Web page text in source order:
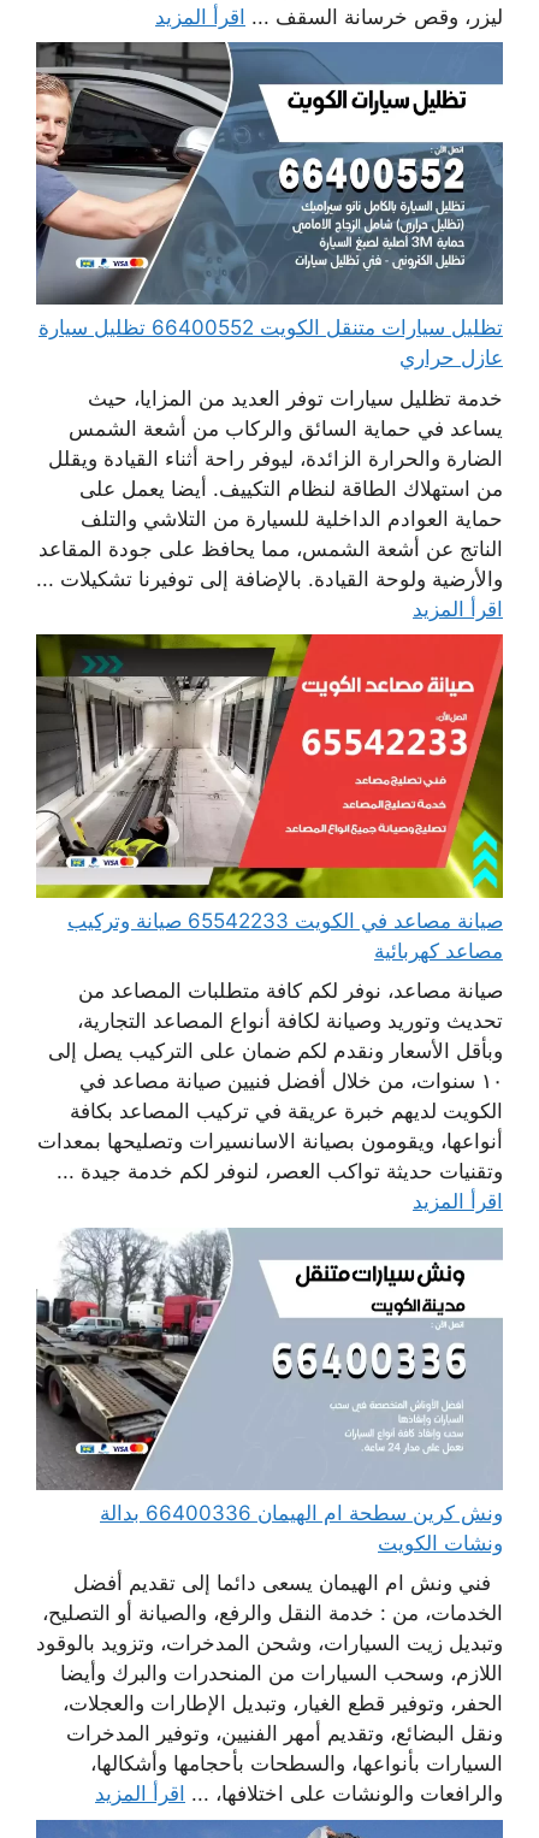
ليزر، وقص خرسانة السقف ... اقرأ المزيد
تظليل سيارات متنقل الكويت 66400552 تظليل سيارة
عازل حراري
خدمة تظليل سيارات توفر العديد من المزايا، حيث
يساعد في حماية السائق والركاب من أشعة الشمس
الضارة والحرارة الزائدة، ليوفر راحة أثناء القيادة ويقلل
من استهلاك الطاقة لنظام التكييف. أيضا يعمل على
حماية العوادم الداخلية للسيارة من التلاشي والتلف
الناتج عن أشعة الشمس، مما يحافظ على جودة المقاعد
والأرضية ولوحة القيادة. بالإضافة إلى توفيرنا تشكيلات ...
اقرأ المزيد
صيانة مصاعد في الكويت 65542233 صيانة وتركيب
مصاعد كهربائية
صيانة مصاعد، نوفر لكم كافة متطلبات المصاعد من
تحديث وتوريد وصيانة لكافة أنواع المصاعد التجارية،
وبأقل الأسعار ونقدم لكم ضمان على التركيب يصل إلى
١٠ سنوات، من خلال أفضل فنيين صيانة مصاعد في
الكويت لديهم خبرة عريقة في تركيب المصاعد بكافة
أنواعها، ويقومون بصيانة الاسانسيرات وتصليحها بمعدات
وتقنيات حديثة تواكب العصر، لنوفر لكم خدمة جيدة ...
اقرأ المزيد
ونش كرين سطحة ام الهيمان 66400336 بدالة
ونشات الكويت
فني ونش ام الهيمان يسعى دائما إلى تقديم أفضل
الخدمات، من : خدمة النقل والرفع، والصيانة أو التصليح،
وتبديل زيت السيارات، وشحن المدخرات، وتزويد بالوقود
اللازم، وسحب السيارات من المنحدرات والبرك وأيضا
الحفر، وتوفير قطع الغيار، وتبديل الإطارات والعجلات،
ونقل البضائع، وتقديم أمهر الفنيين، وتوفير المدخرات
السيارات بأنواعها، والسطحات بأحجامها وأشكالها،
والرافعات والونشات على اختلافها، ... اقرأ المزيد